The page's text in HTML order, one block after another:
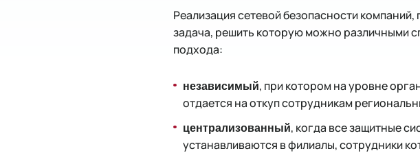
Реализация сетевой безопасности
задача, решить которую можно различными
подхода:
независимый, при котором на уровне
отдается на откуп сотрудникам
централизованный, когда все защитные
устанавливаются в филиалы, сотрудники